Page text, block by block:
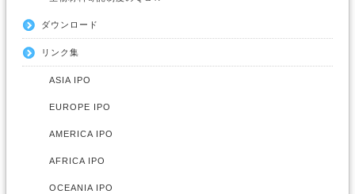
ダウンロード
リンク集
ASIA IPO
EUROPE IPO
AMERICA IPO
AFRICA IPO
OCEANIA IPO